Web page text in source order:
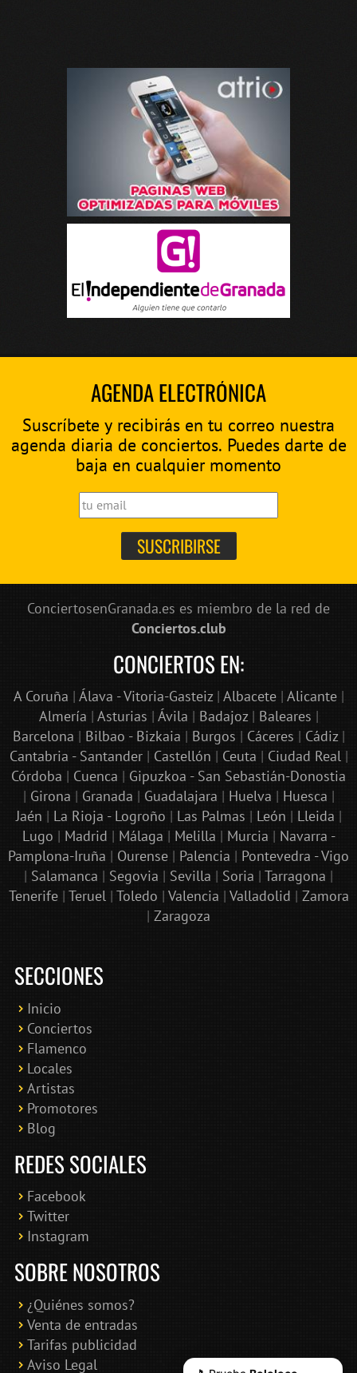
AGENDA ELECTRÓNICA
Suscríbete y recibirás en tu correo nuestra
agenda diaria de conciertos. Puedes darte de
baja en cualquier momento
ConciertosenGranada.es es miembro de la red de
Conciertos.club
CONCIERTOS EN:
A Coruña | Álava - Vitoria-Gasteiz| Albacete| Alicante|
Almería | Asturias | Ávila | Badajoz| Baleares |
Barcelona | Bilbao - Bizkaia | Burgos | Cáceres | Cádiz|
Cantabria - Santander| Castellón | Ceuta | Ciudad Real|
Córdoba | Cuenca | Gipuzkoa - San Sebastián-Donostia
| Girona | Granada | Guadalajara | Huelva | Huesca |
Jaén | La Rioja - Logroño | Las Palmas | León | Lleida |
Lugo | Madrid | Málaga | Melilla | Murcia | Navarra -
Pamplona-Iruña | Ourense | Palencia | Pontevedra - Vigo
| Salamanca | Segovia | Sevilla | Soria | Tarragona |
Tenerife| Teruel| Toledo | Valencia | Valladolid | Zamora
| Zaragoza
SECCIONES
Inicio
Conciertos
Flamenco
Locales
Artistas
Promotores
Blog
REDES SOCIALES
Facebook
Twitter
Instagram
SOBRE NOSOTROS
¿Quiénes somos?
Venta de entradas
Tarifas publicidad
Aviso Legal